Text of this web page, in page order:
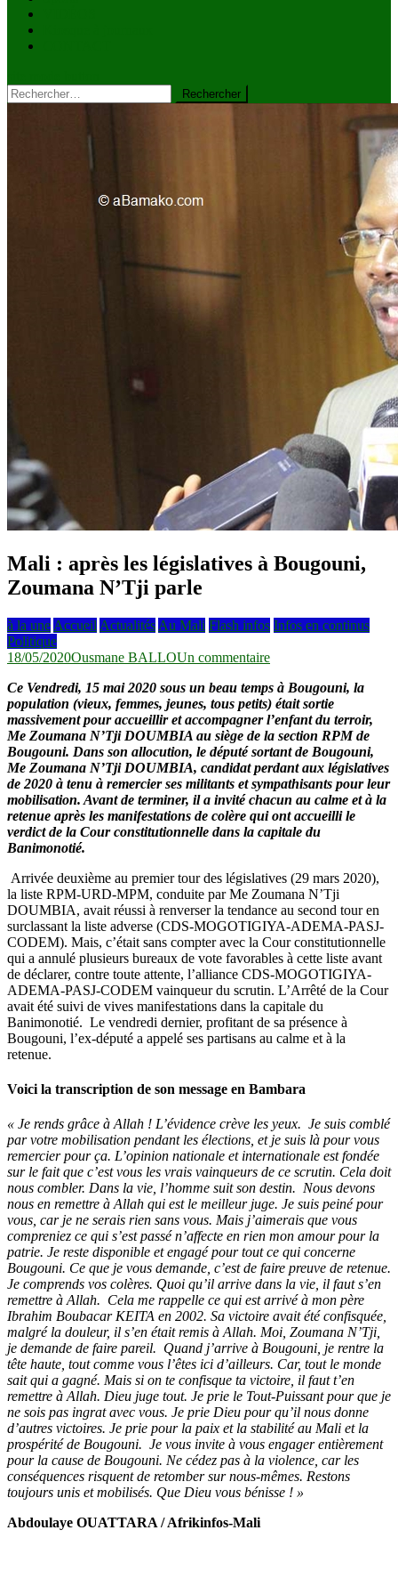
Rechercher :
Mali : après les législatives à Bougouni,
Zoumana N’Tji parle
à la une Accueil Actualités Au Mali Flash infos Infos en continus
Politique
18/05/2020Ousmane BALLOUn commentairesur
après
les
législatives
à
Bougouni,
Zoumana
N’Tji
parle
Ce Vendredi, 15 mai 2020 sous un beau temps à Bougouni, la
population (vieux, femmes, jeunes, tous petits) était sortie
massivement pour accueillir et accompagner l’enfant du terroir,
Me Zoumana N’Tji DOUMBIA au siège de la section RPM de
Bougouni. Dans son allocution, le député sortant de Bougouni,
Me Zoumana N’Tji DOUMBIA, candidat perdant aux législatives
de 2020 à tenu à remercier ses militants et sympathisants pour leur
mobilisation. Avant de terminer, il a invité chacun au calme et à la
retenue après les manifestations de colère qui ont accueilli le
verdict de la Cour constitutionnelle dans la capitale du
Banimonotié.
Arrivée deuxième au premier tour des législatives (29 mars 2020),
la liste RPM-URD-MPM, conduite par Me Zoumana N’Tji
DOUMBIA, avait réussi à renverser la tendance au second tour en
surclassant la liste adverse (CDS-MOGOTIGIYA-ADEMA-PASJ-
CODEM). Mais, c’était sans compter avec la Cour constitutionnelle
qui a annulé plusieurs bureaux de vote favorables à cette liste avant
de déclarer, contre toute attente, l’alliance CDS-MOGOTIGIYA-
ADEMA-PASJ-CODEM vainqueur du scrutin. L’Arrêté de la Cour
avait été suivi de vives manifestations dans la capitale du
Banimonotié. Le vendredi dernier, profitant de sa présence à
Bougouni, l’ex-député a appelé ses partisans au calme et à la
retenue.
Voici la transcription de son message en Bambara
« Je rends grâce à Allah ! L’évidence crève les yeux. Je suis comblé
par votre mobilisation pendant les élections, et je suis là pour vous
remercier pour ça. L’opinion nationale et internationale est fondée
sur le fait que c’est vous les vrais vainqueurs de ce scrutin. Cela doit
nous combler. Dans la vie, l’homme suit son destin. Nous devons
nous en remettre à Allah qui est le meilleur juge. Je suis peiné pour
vous, car je ne serais rien sans vous. Mais j’aimerais que vous
compreniez ce qui s’est passé n’affecte en rien mon amour pour la
patrie. Je reste disponible et engagé pour tout ce qui concerne
Bougouni. Ce que je vous demande, c’est de faire preuve de retenue.
Je comprends vos colères. Quoi qu’il arrive dans la vie, il faut s’en
remettre à Allah. Cela me rappelle ce qui est arrivé à mon père
Ibrahim Boubacar KEITA en 2002. Sa victoire avait été confisquée,
malgré la douleur, il s’en était remis à Allah. Moi, Zoumana N’Tji,
je demande de faire pareil. Quand j’arrive à Bougouni, je rentre la
tête haute, tout comme vous l’êtes ici d’ailleurs. Car, tout le monde
sait qui a gagné. Mais si on te confisque ta victoire, il faut t’en
remettre à Allah. Dieu juge tout. Je prie le Tout-Puissant pour que je
ne sois pas ingrat avec vous. Je prie Dieu pour qu’il nous donne
d’autres victoires. Je prie pour la paix et la stabilité au Mali et la
prospérité de Bougouni. Je vous invite à vous engager entièrement
pour la cause de Bougouni. Ne cédez pas à la violence, car les
conséquences risquent de retomber sur nous-mêmes. Restons
toujours unis et mobilisés. Que Dieu vous bénisse ! »
Abdoulaye OUATTARA / Afrikinfos-Mali